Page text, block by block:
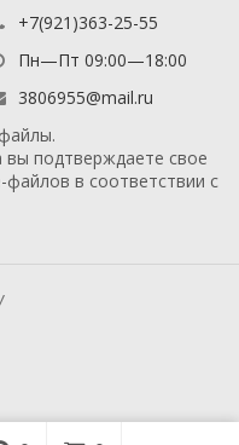
+7(921)363-25-55
Пн—Пт 09:00—18:00
3806955@mail.ru
вы подтверждаете свое
файлов в соответствии с